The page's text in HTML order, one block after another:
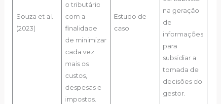
Souza et al.
(2023)
o tributário
com a
finalidade
de minimizar
cada vez
mais os
custos,
despesas e
impostos.
Estudo de
caso
na geração
de
informações
para
subsidiar a
tomada de
decisões do
gestor.